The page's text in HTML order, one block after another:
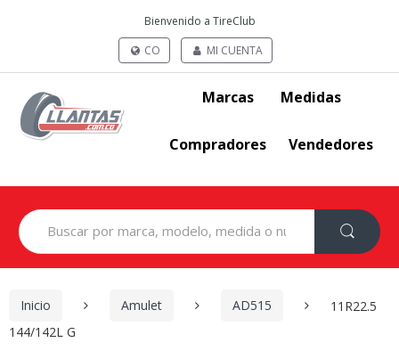
Bienvenido a TireClub
CO
MI CUENTA
Marcas Medidas
Compradores Vendedores
Search
for:
Inicio Amulet AD515
11R22.5
144/142L G